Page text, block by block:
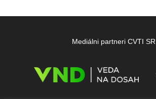
Mediálni partneri CVTI SR